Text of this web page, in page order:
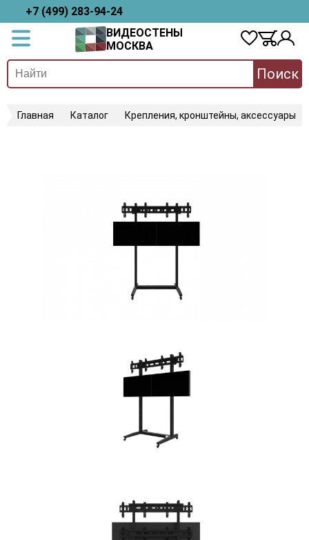
+7 (499) 283-94-24
ВИДЕОСТЕНЫ
МОСКВА
Поиск
Главная Каталог Крепления, кронштейны, аксессуары